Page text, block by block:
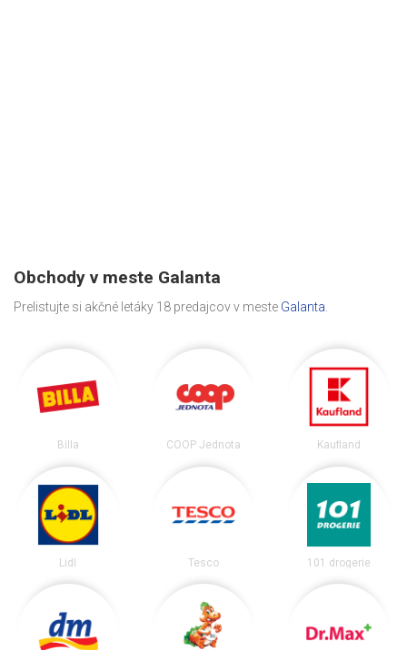
Obchody v meste Galanta
Prelistujte si akčné letáky 18 predajcov v meste Galanta.
Billa COOP Jednota Kaufland
Lidl Tesco 101 drogerie